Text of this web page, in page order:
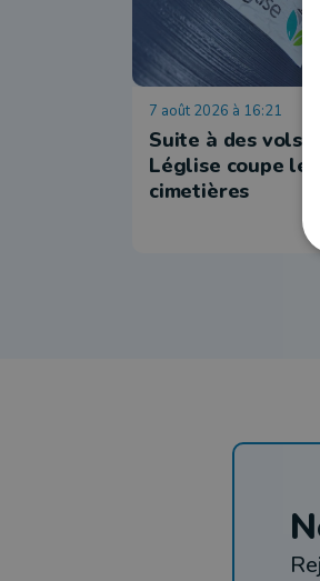
7 août 2026 à 16:21
Suite à des vols,
Léglise coupe les
cimetières